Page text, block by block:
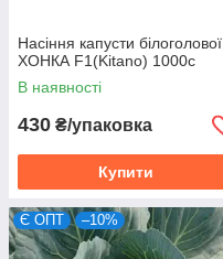
Насіння капусти білоголової
ХОНКА F1(Kitano) 1000c
В наявності
430 ₴/упаковка
Купити
Є ОПТ –10%